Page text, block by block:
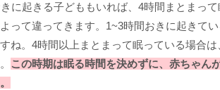
に起きる子どももいれば、4時間まとまっ
って違ってきます。1~3時間おきに起きて
ね。4時間以上まとまって眠っている場合
この時期は眠る時間を決めずに、赤ちゃん